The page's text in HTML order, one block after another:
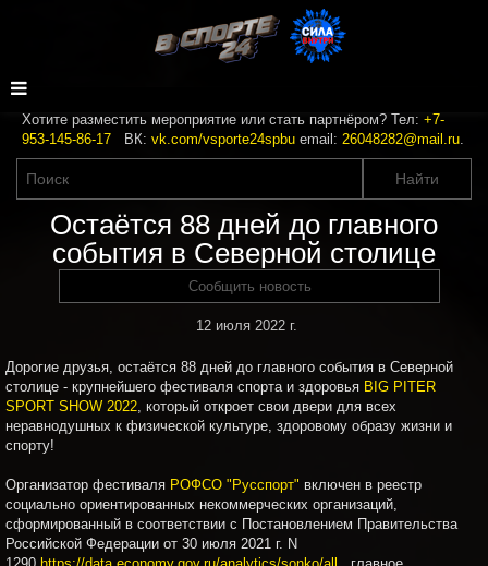
Хотите разместить мероприятие или стать партнёром? Тел: +7-
953-145-86-17 ВК: vk.com/vsporte24spbu email: 26048282@mail.ru.
Остаётся 88 дней до главного
события в Северной столице
Сообщить новость
12 июля 2022 г.
Дорогие друзья, остаётся 88 дней до главного события в Северной
столице - крупнейшего фестиваля спорта и здоровья BIG PITER
SPORT SHOW 2022, который откроет свои двери для всех
неравнодушных к физической культуре, здоровому образу жизни и
спорту!
Организатор фестиваля РОФСО "Русспорт" включен в реестр
социально ориентированных некоммерческих организаций,
сформированный в соответствии с Постановлением Правительства
Российской Федерации от 30 июля 2021 г. N